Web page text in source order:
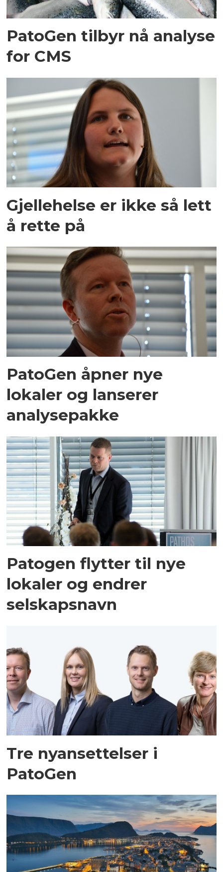
PatoGen tilbyr nå analyse
for CMS
Gjellehelse er ikke så lett
å rette på
PatoGen åpner nye
lokaler og lanserer
analysepakke
Patogen flytter til nye
lokaler og endrer
selskapsnavn
Tre nyansettelser i
PatoGen